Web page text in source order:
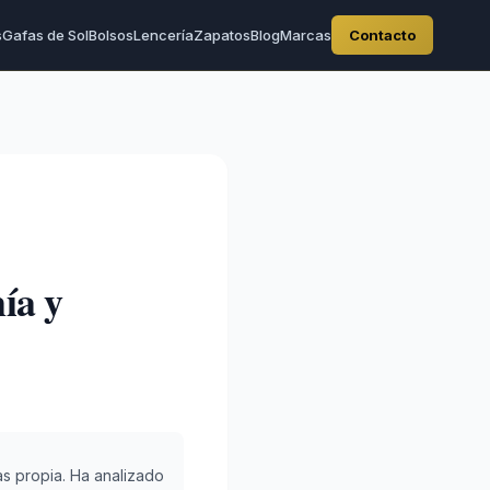
Gafas de SolBolsosLenceríaZapatosBlogMarcas Contacto
y
propia. Ha analizado